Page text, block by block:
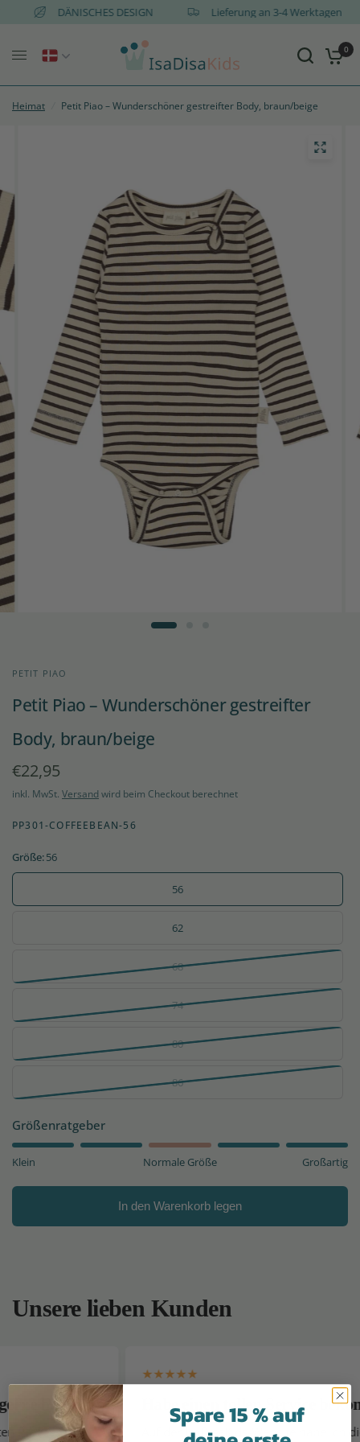
DÄNISCHES DESIGN Lieferung an 3-4 Werktagen
0
Heimat Petit Piao – Wunderschöner gestreifter Body, braun/beige
PETIT PIAO
Petit Piao – Wunderschöner gestreifter
Body, braun/beige
€22,95
inkl. MwSt. Versand wird beim Checkout berechnet
PP301-COFFEEBEAN-56
Größe:56
56
62
68
74
80
86
Größenratgeber
Klein Normale Größe Großartig
In den Warenkorb legen
Unsere lieben Kunden
Habe einen tollen Service bekommen!
Auf der IsaDisaKids-Website habe ich die
Spare 15 % auf